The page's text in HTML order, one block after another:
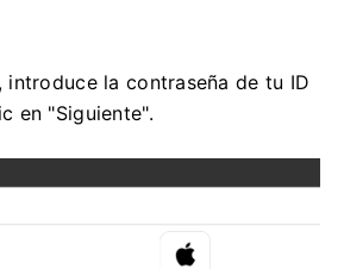
introduce la contraseña de tu ID
en "Siguiente".